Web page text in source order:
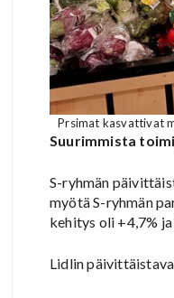
Prsimat kasvattivat
Suurimmista
S-ryhmän
myötä S-ryhmän
kehitys oli +4,7%
Lidlin